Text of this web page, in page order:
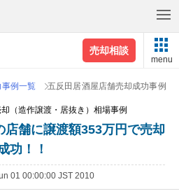
売却相談
menu
例一覧 五反田居酒屋店舗売却成功事例
（造作譲渡・居抜き）相場事例
店舗に譲渡額353万円で売却
功！！
01 00:00:00 JST 2010